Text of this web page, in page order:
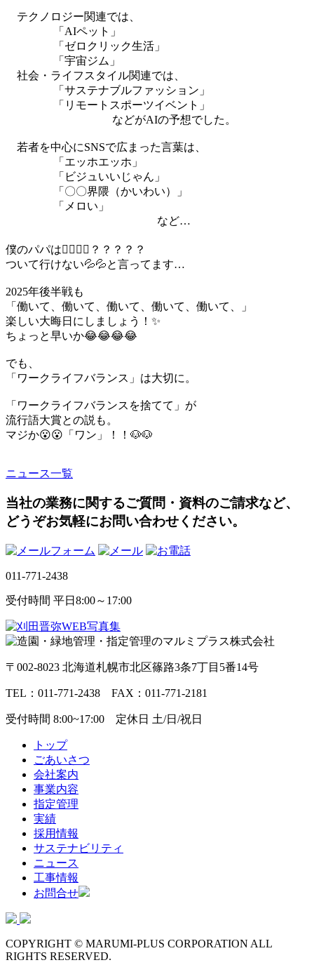
テクノロジー関連では、
「AIペット」
「ゼロクリック生活」
「宇宙ジム」
社会・ライフスタイル関連では、
「サステナブルファッション」
「リモートスポーツイベント」
などがAIの予想でした。
若者を中心にSNSで広まった言葉は、
「エッホエッホ」
「ビジュいいじゃん」
「〇〇界隈（かいわい）」
「メロい」
など…
僕のパパは🙎‍♂️🙎‍♂️？？？？？
ついて行けない💦💦と言ってます…
2025年後半戦も
「働いて、働いて、働いて、働いて、働いて、」
楽しい大晦日にしましょう！✨
ちょっと早いか😂😂😂😂
でも、
「ワークライフバランス」は大切に。
「ワークライフバランスを捨てて」が
流行語大賞との説も。
マジか😮😮「ワン」！！🐶🐶
ニュース一覧
当社の業務に関するご質問・資料のご請求など、
どうぞお気軽にお問い合わせください。
011-771-2438
受付時間 平日8:00～17:00
〒002-8023 北海道札幌市北区篠路3条7丁目5番14号
TEL：011-771-2438 FAX：011-771-2181
受付時間 8:00~17:00 定休日 土/日/祝日
トップ
ごあいさつ
会社案内
事業内容
指定管理
実績
採用情報
サステナビリティ
ニュース
工事情報
お問合せ
COPYRIGHT © MARUMI-PLUS CORPORATION ALL
RIGHTS RESERVED.